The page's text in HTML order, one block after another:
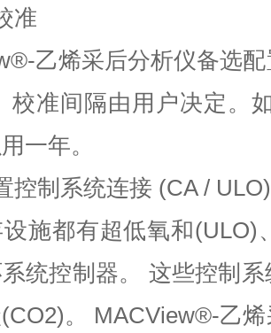
准
乙烯采后分析仪备选
校准间隔由用户决定。
一年。
控制系统连接 (CA / ULO)
施都有超低氧和(ULO)
统控制器。 这些控制
。 MACView®-乙